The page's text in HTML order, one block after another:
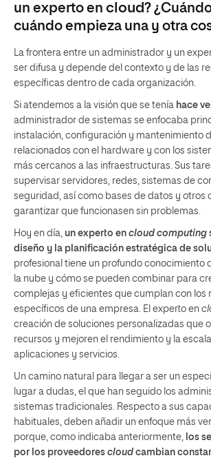
un experto en cloud?
cuándo empieza una y otra
La frontera entre un administrador y un
ser difusa y depende del contexto y de las
específicas dentro de cada organización.
Si atendemos a la visión que se tenía hace
administrador de sistemas se enfocaba
instalación, configuración y mantenimiento
relacionados con el hardware y con los
más cercanos a las infraestructuras. Sus
supervisar servidores, redes, sistemas de
seguridad, así como bases de datos y otros
garantizar que funcionasen sin problemas.
Hoy en día, un experto en cloud computing
diseño y la planificación estratégica de
profesional tiene un profundo conocimiento
la nube y cómo se pueden combinar para
complejas y eficientes que cumplan con los
específicos de una empresa. El experto en
creación de soluciones personalizadas que
recursos y mejoren el rendimiento y la
aplicaciones y servicios.
Un camino natural para llegar a ser un
lugar a dudas, el que han seguido los
sistemas tradicionales. Respecto a sus
habituales, deben añadir un enfoque más
porque, como indicaba anteriormente,
los
por los proveedores cloud cambian